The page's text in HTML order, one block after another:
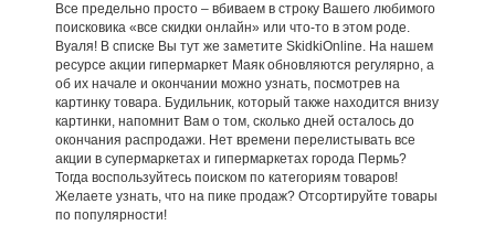
Все предельно просто – вбиваем в строку Вашего любимого
поисковика «все скидки онлайн» или что-то в этом роде.
Вуаля! В списке Вы тут же заметите SkidkiOnline. На нашем
ресурсе акции гипермаркет Маяк обновляются регулярно, а
об их начале и окончании можно узнать, посмотрев на
картинку товара. Будильник, который также находится внизу
картинки, напомнит Вам о том, сколько дней осталось до
окончания распродажи. Нет времени перелистывать все
акции в супермаркетах и гипермаркетах города Пермь?
Тогда воспользуйтесь поиском по категориям товаров!
Желаете узнать, что на пике продаж? Отсортируйте товары
по популярности!